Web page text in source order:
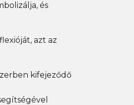
és
azt az
kifejeződő